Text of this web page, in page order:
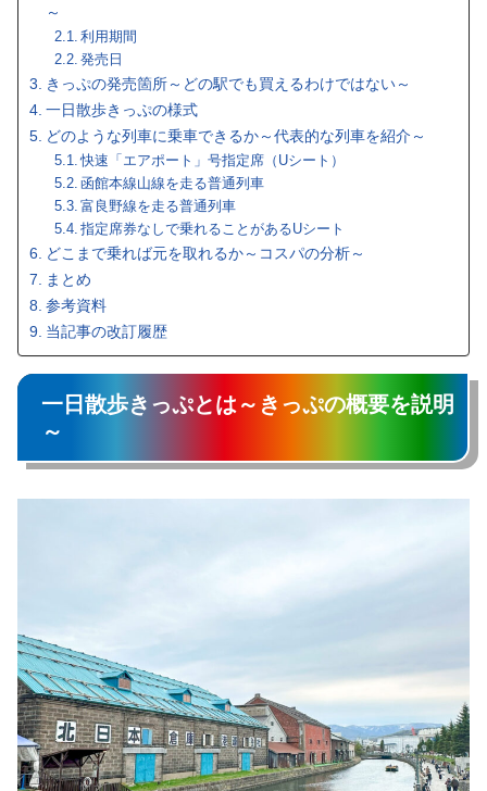
～
利用期間
発売日
きっぷの発売箇所～どの駅でも買えるわけではない～
一日散歩きっぷの様式
どのような列車に乗車できるか～代表的な列車を紹介～
快速「エアポート」号指定席（Uシート）
函館本線山線を走る普通列車
富良野線を走る普通列車
指定席券なしで乗れることがあるUシート
どこまで乗れば元を取れるか～コスパの分析～
まとめ
参考資料
当記事の改訂履歴
一日散歩きっぷとは～きっぷの概要を説明
～